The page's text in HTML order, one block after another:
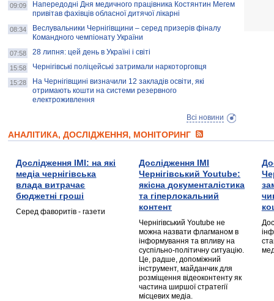
09:09
Напередодні Дня медичного працівника Костянтин Мегем
привітав фахівців обласної дитячої лікарні
08:34
Веслувальники Чернігівщини – серед призерів фіналу
Командного чемпіонату України
07:58 28 липня: цей день в Україні і світі
15:58 Чернігівські поліцейські затримали наркоторговця
15:28
На Чернігівщині визначили 12 закладів освіти, які
отримають кошти на системи резервного
електроживлення
Всі новини
АНАЛІТИКА, ДОСЛІДЖЕННЯ, МОНІТОРИНГ
Дослідження ІМІ: на які
медіа чернігівська
влада витрачає
бюджетні гроші
Серед фаворитів - газети
Дослідження ІМІ
Чернігівський Youtube:
якісна документалістика
та гіперлокальний
контент
Чернігівський Youtube не
можна назвати флагманом в
інформування та впливу на
суспільно-політичну ситуацію.
Це, радше, допоміжний
інструмент, майданчик для
розміщення відеоконтенту як
частина ширшої стратегії
місцевих медіа.